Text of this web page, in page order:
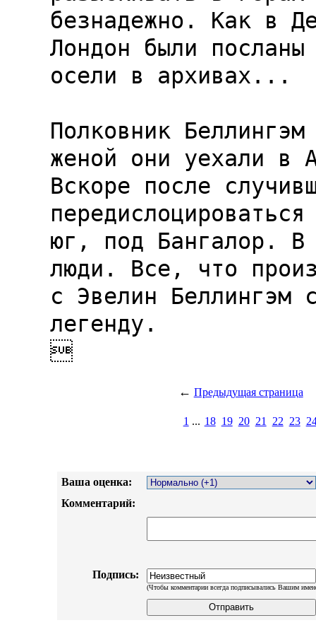
безнадежно. Как в
Лондон были
осели в архивах...
Полковник
женой они уехали в
Вскоре после
юг, под Бангалор. В
люди. Все, что
с Эвелин Беллингэм
легенду.

← Предыдущая страница
1 ... 18 19 20 21 22 23
Ваша оценка:
Комментарий:
Подпись:
(Чтобы комментарии всегда подписывались Вашим